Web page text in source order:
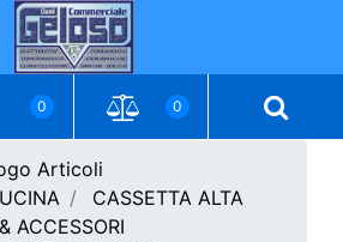
0 0
Articoli
CASSETTA ALTA
ACCESSORI